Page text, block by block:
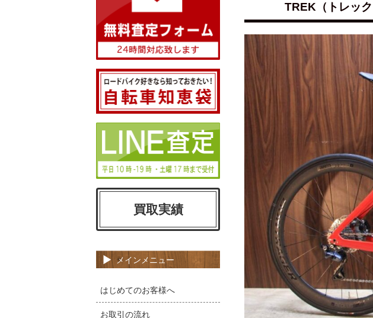
TREK（トレッ
買取実績
メインメニュー
はじめてのお客様へ
お取引の流れ